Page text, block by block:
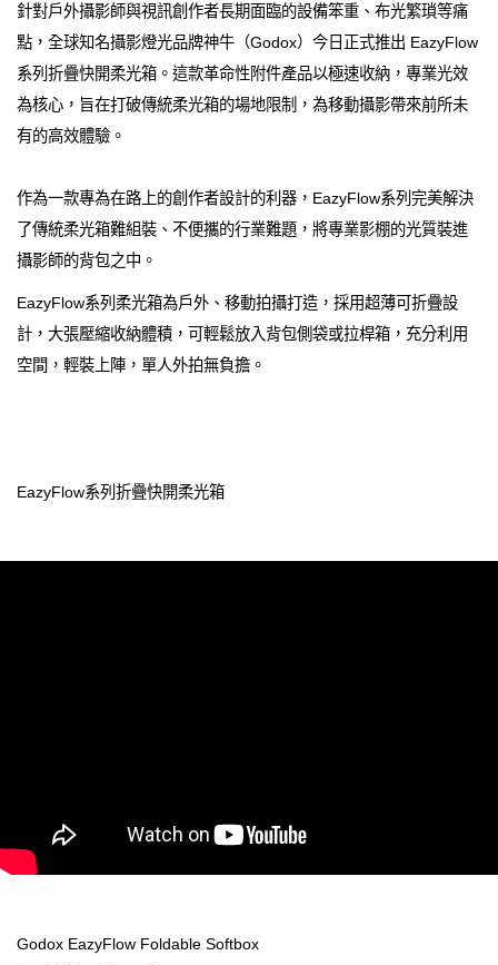
針對戶外攝影師與視訊創作者長期面臨的設備笨重、布光繁瑣等痛
點，全球知名攝影燈光品牌神牛（Godox）今日正式推出 EazyFlow
系列折疊快開柔光箱。這款革命性附件產品以極速收納，專業光效
為核心，旨在打破傳統柔光箱的場地限制，為移動攝影帶來前所未
有的高效體驗。
作為一款專為在路上的創作者設計的利器，EazyFlow系列完美解決
了傳統柔光箱難組裝、不便攜的行業難題，將專業影棚的光質裝進
攝影師的背包之中。
EazyFlow系列柔光箱為戶外、移動拍攝打造，採用超薄可折疊設
計，大張壓縮收納體積，可輕鬆放入背包側袋或拉桿箱，充分利用
空間，輕裝上陣，單人外拍無負擔。
EazyFlow系列折疊快開柔光箱
Godox EazyFlow Foldable Softbox